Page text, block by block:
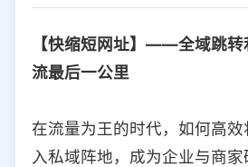
选择防红平台类型，避免链接被拦截
iOS Android
【快缩短网址】——全域跳转
流最后一公里
在流量为王的时代，如何高
入私域阵地，成为企业与商